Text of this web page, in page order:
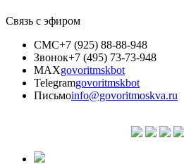
Связь с эфиром
СМС+7 (925) 88-88-948
Звонок+7 (495) 73-73-948
MAXgovoritmskbot
Telegramgovoritmskbot
Письмоinfo@govoritmoskva.ru